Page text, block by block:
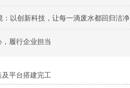
以创新科技，让每一滴废水都回归洁净
履行企业担当
平台搭建完工